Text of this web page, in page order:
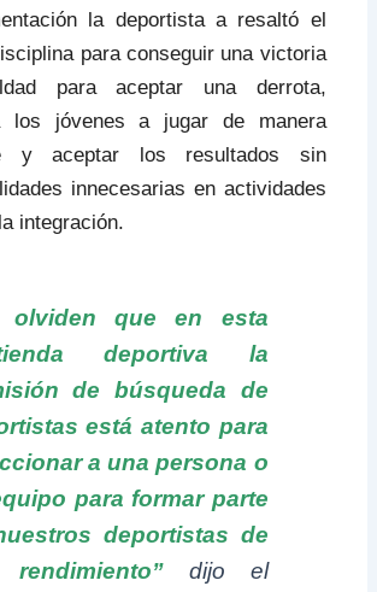
la deportista a resaltó el
para conseguir una victoria
para aceptar una derrota,
los jóvenes a jugar de manera
y aceptar los resultados sin
innecesarias en actividades
integración.
olviden que en esta
deportiva la
de búsqueda de
está atento para
a una persona o
para formar parte
deportistas de
dijo el